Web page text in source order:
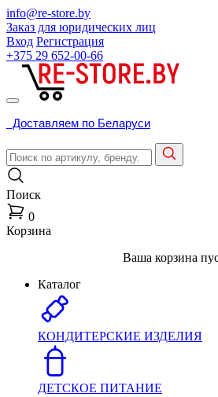
info@re-store.by
Заказ для юридических лиц
Вход Регистрация
+375 29 652-00-66
Доставляем по Беларуси
Поиск
0
Корзина
Ваша корзина
Каталог
КОНДИТЕРСКИЕ ИЗДЕЛИЯ
ДЕТСКОЕ ПИТАНИЕ